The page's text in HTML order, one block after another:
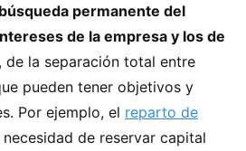
búsqueda permanente del
de la empresa y los de
de la separación total entre
pueden tener objetivos y
Por ejemplo, el reparto de
de reservar capital